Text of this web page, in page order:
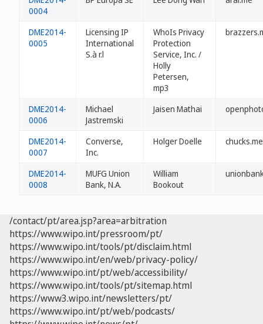
0004
DME2014-
0005
Licensing IP
International
S.à r.l
WhoIs Privacy
Protection
Service, Inc. /
Holly
Petersen,
mp3
DME2014-
0006
Michael
Jastremski
Jaisen Mathai
DME2014-
0007
Converse,
Inc.
Holger Doelle chucks.me
DME2014-
0008
MUFG Union
Bank, N.A.
William
Bookout
/contact/pt/area.jsp?area=arbitration
https://www.wipo.int/pressroom/pt/
https://www.wipo.int/tools/pt/disclaim.html
https://www.wipo.int/en/web/privacy-policy/
https://www.wipo.int/pt/web/accessibility/
https://www.wipo.int/tools/pt/sitemap.html
https://www3.wipo.int/newsletters/pt/
https://www.wipo.int/pt/web/podcasts/